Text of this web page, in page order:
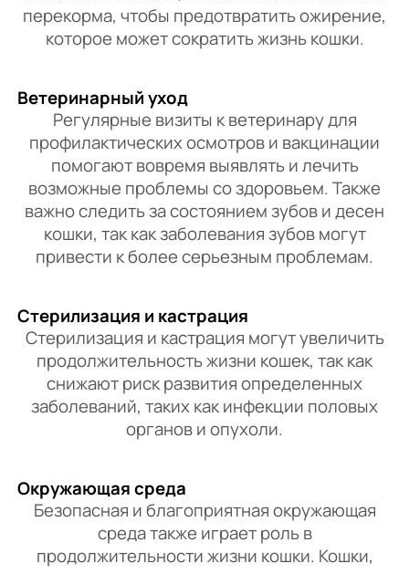
перекорма, чтобы предотвратить ожирение,
которое может сократить жизнь кошки.
Ветеринарный уход
Регулярные визиты к ветеринару для
профилактических осмотров и вакцинации
помогают вовремя выявлять и лечить
возможные проблемы со здоровьем. Также
важно следить за состоянием зубов и десен
кошки, так как заболевания зубов могут
привести к более серьезным проблемам.
Стерилизация и кастрация
Стерилизация и кастрация могут увеличить
продолжительность жизни кошек, так как
снижают риск развития определенных
заболеваний, таких как инфекции половых
органов и опухоли.
Окружающая среда
Безопасная и благоприятная окружающая
среда также играет роль в
продолжительности жизни кошки. Кошки,